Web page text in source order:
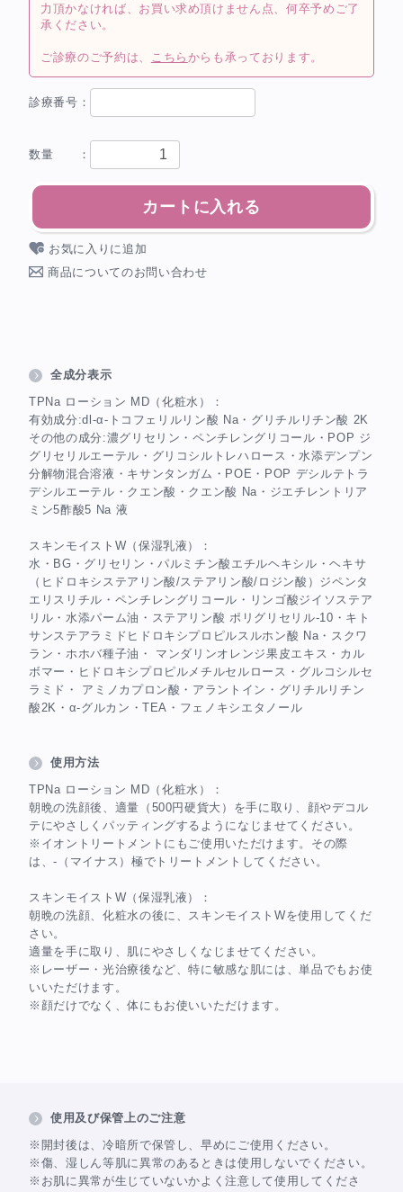
力頂かなければ、お買い求め頂けません点、何卒予めご了
承ください。
ご診療のご予約は、 こちら からも承っております。
診療番号：
数量 ：
カートに入れる
お気に入りに追加
商品についてのお問い合わせ
全成分表示
TPNa ローション MD（化粧水）：
有効成分:dl-α-トコフェリルリン酸 Na・グリチルリチン酸 2K
その他の成分:濃グリセリン・ペンチレングリコール・POP ジ
グリセリルエーテル・グリコシルトレハロース・水添デンプン
分解物混合溶液・キサンタンガム・POE・POP デシルテトラ
デシルエーテル・クエン酸・クエン酸 Na・ジエチレントリア
ミン5酢酸5 Na 液
スキンモイストW（保湿乳液）：
水・BG・グリセリン・パルミチン酸エチルヘキシル・ヘキサ
（ヒドロキシステアリン酸/ステアリン酸/ロジン酸）ジペンタ
エリスリチル・ペンチレングリコール・リンゴ酸ジイソステア
リル・水添パーム油・ステアリン酸 ポリグリセリル-10・キト
サンステアラミドヒドロキシプロピルスルホン酸 Na・スクワ
ラン・ホホバ種子油・ マンダリンオレンジ果皮エキス・カル
ボマー・ヒドロキシプロピルメチルセルロース・グルコシルセ
ラミド・ アミノカプロン酸・アラントイン・グリチルリチン
酸2K・α-グルカン・TEA・フェノキシエタノール
使用方法
TPNa ローション MD（化粧水）：
朝晩の洗顔後、適量（500円硬貨大）を手に取り、顔やデコル
テにやさしくパッティングするようになじませてください。
※イオントリートメントにもご使用いただけます。その際
は、-（マイナス）極でトリートメントしてください。
スキンモイストW（保湿乳液）：
朝晩の洗顔、化粧水の後に、スキンモイストWを使用してくだ
さい。
適量を手に取り、肌にやさしくなじませてください。
※レーザー・光治療後など、特に敏感な肌には、単品でもお使
いいただけます。
※顔だけでなく、体にもお使いいただけます。
使用及び保管上のご注意
※開封後は、冷暗所で保管し、早めにご使用ください。
※傷、湿しん等肌に異常のあるときは使用しないでください。
※お肌に異常が生じていないかよく注意して使用してくださ